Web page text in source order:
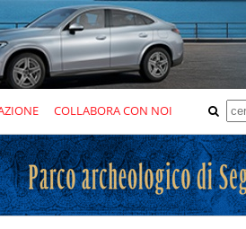
COLLABORA CON NOI